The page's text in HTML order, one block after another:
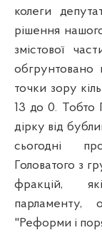
колеги
рішення
змістової
точки зору
13 до 0. Тобто
дірку від
сьогодні
Головатого з
фракцій,
парламенту,
"Реформи і